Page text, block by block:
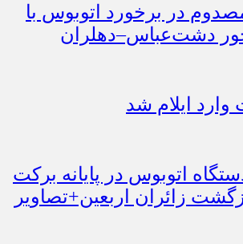
در برخورد اتوبوس با
ایلام شد
۷۱۴ دستگاه اتوبوس در پایانه برکت
زائران اربعین+تصاویر